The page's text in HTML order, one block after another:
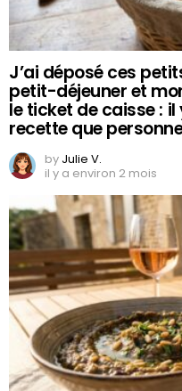
J’ai déposé ces
petit-déjeuner et
le ticket de caisse :
recette que
by Julie V.
il y a environ 2 mois